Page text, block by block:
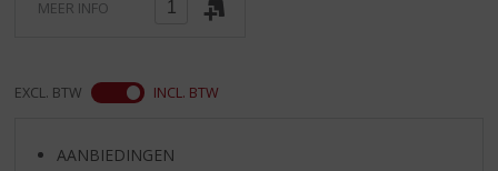
MEER INFO
EXCL. BTW INCL. BTW
AANBIEDINGEN